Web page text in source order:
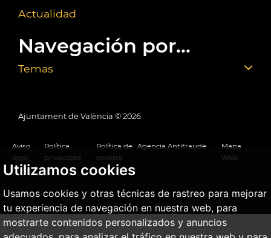
Utilizamos cookies
Usamos cookies y otras técnicas de rastreo para mejorar
tu experiencia de navegación en nuestra web, para
mostrarte contenidos personalizados y anuncios
Actualidad
Navegación por...
Temas
Ajuntament de València © 2026
Aviso
legal
Política
privacidad
Política de
cookies
Agencia Antifraude
Mapa
Web